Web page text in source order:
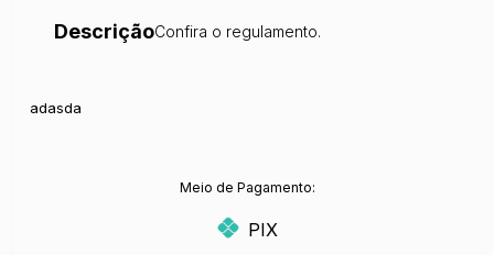
DescriçãoConfira o regulamento.
adasda
Meio de Pagamento:
PIX